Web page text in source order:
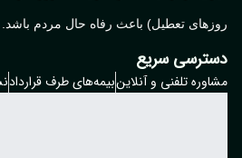
تعطیل) باعث رفاه حال مردم باشد.
سریع
تلفنی و آنلاینبیمه‌های طرف قراردادنسخه